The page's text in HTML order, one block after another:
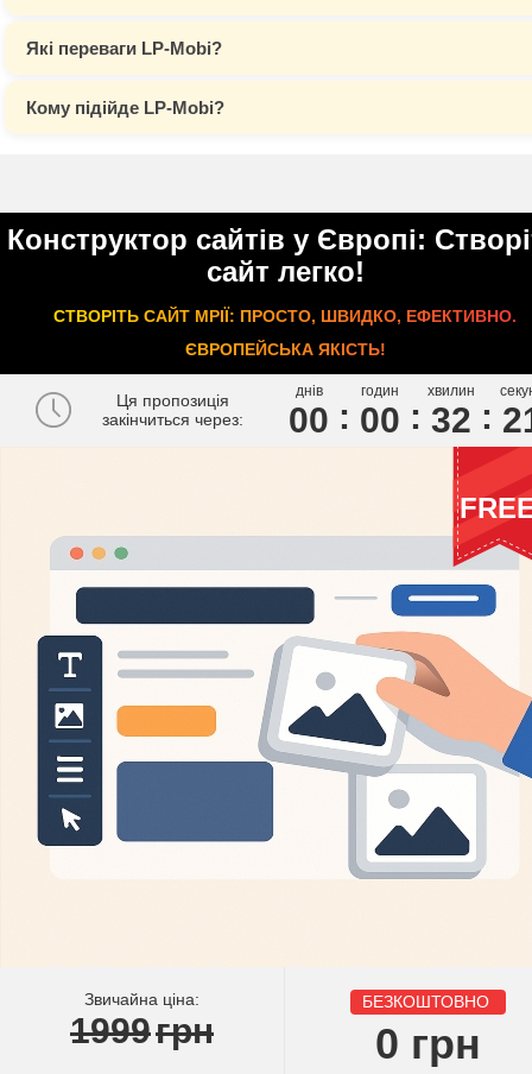
Які переваги LP-Mobi?
Кому підійде LP-Mobi?
Конструктор сайтів у Європі:
сайт легко!
СТВОРІТЬ САЙТ МРІЇ: ПРОСТО, ШВИДКО, ЕФЕКТИВНО.
ЄВРОПЕЙСЬКА ЯКІСТЬ!
Ця пропозиція
закінчиться через:
днів
00
годин
00
хвилин
32 2
Звичайна ціна:
1999грн
БЕЗКОШТОВНО
0 грн